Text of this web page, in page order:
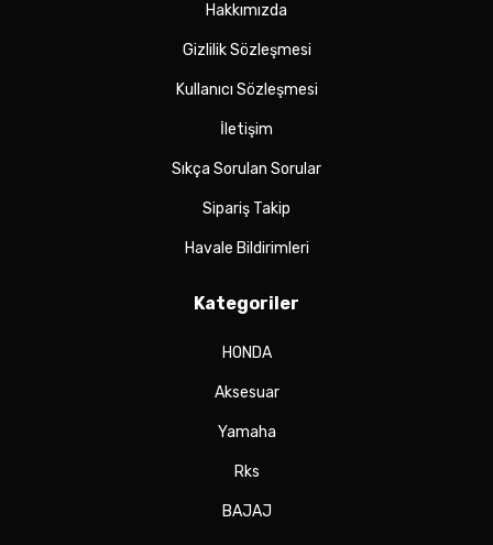
Hakkımızda
Gizlilik Sözleşmesi
Kullanıcı Sözleşmesi
İletişim
Sıkça Sorulan Sorular
Sipariş Takip
Havale Bildirimleri
Kategoriler
HONDA
Aksesuar
Yamaha
Rks
BAJAJ